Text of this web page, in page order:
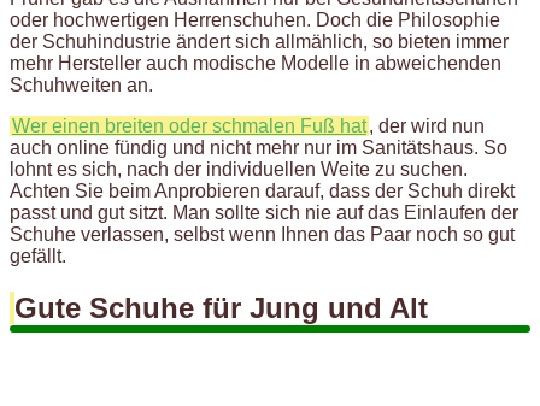
oder hochwertigen Herrenschuhen. Doch die Philosophie
der Schuhindustrie ändert sich allmählich, so bieten immer
mehr Hersteller auch modische Modelle in abweichenden
Schuhweiten an.
Wer einen breiten oder schmalen Fuß hat, der wird nun
auch online fündig und nicht mehr nur im Sanitätshaus. So
lohnt es sich, nach der individuellen Weite zu suchen.
Achten Sie beim Anprobieren darauf, dass der Schuh direkt
passt und gut sitzt. Man sollte sich nie auf das Einlaufen der
Schuhe verlassen, selbst wenn Ihnen das Paar noch so gut
gefällt.
Gute Schuhe für Jung und Alt